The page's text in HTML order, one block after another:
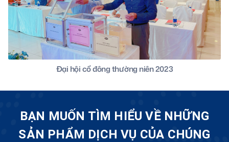
Đại hội cổ đông thường niên 2023
BẠN MUỐN TÌM HIỂU VỀ NHỮNG
SẢN PHẨM DỊCH VỤ CỦA CHÚNG